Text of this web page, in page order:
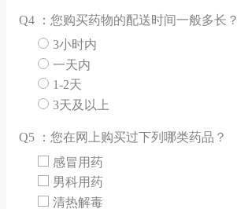
Q4 ：您购买药物的配送时间一般多长？
3小时内
一天内
1-2天
3天及以上
Q5 ：您在网上购买过下列哪类药品？
感冒用药
男科用药
清热解毒